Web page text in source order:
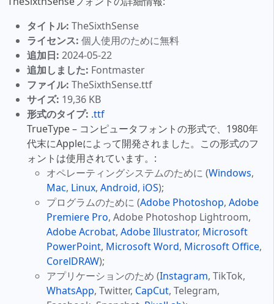
タイトル: TheSixthSense
ライセンス: 個人使用のために無料
追加日: 2024-05-22
追加しました: Fontmaster
ファイル: TheSixthSense.ttf
サイズ: 19,36 KB
形式のタイプ: .ttf
TrueType – コンピュータフォントの形式で、1980年
代末にAppleによって開発されました。この形式のフ
ォントは使用されています。:
オペレーティングシステムのために (Windows,
Mac, Linux, Android, iOS);
プログラムのために (Adobe Photoshop, Adobe
Premiere Pro, Adobe Photoshop Lightroom,
Adobe Acrobat, Adobe Illustrator, Microsoft
PowerPoint, Microsoft Word, Microsoft Office,
CorelDRAW);
アプリケーションのため (Instagram, TikTok,
WhatsApp, Twitter, CapCut, Telegram,